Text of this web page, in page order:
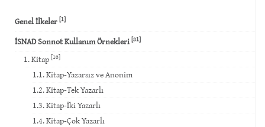
Genel İlkeler [1]
İSNAD Sonnot Kullanım Örnekleri [81]
1. Kitap [10]
1.1. Kitap-Yazarsız ve Anonim
1.2. Kitap-Tek Yazarlı
1.3. Kitap-İki Yazarlı
1.4. Kitap-Çok Yazarlı